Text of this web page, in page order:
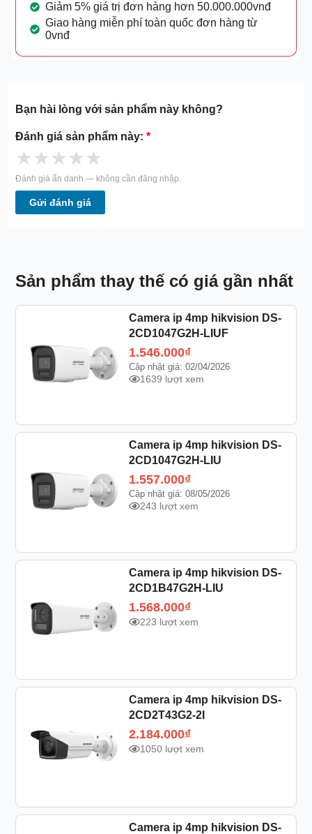
Giảm 5% giá trị đơn hàng hơn 50.000.000vnđ
Giao hàng miễn phí toàn quốc đơn hàng từ
0vnđ
Bạn hài lòng với sản phẩm này không?
Đánh giá sản phẩm này:*
★★★★★
Đánh giá ẩn danh — không cần đăng nhập.
Gửi đánh giá
Sản phẩm thay thế có giá gần nhất
Camera ip 4mp hikvision DS-
2CD1047G2H-LIUF
1.546.000₫
Cập nhật giá: 02/04/2026
1639 lượt xem
Camera ip 4mp hikvision DS-
2CD1047G2H-LIU
1.557.000₫
Cập nhật giá: 08/05/2026
243 lượt xem
Camera ip 4mp hikvision DS-
2CD1B47G2H-LIU
1.568.000₫
223 lượt xem
Camera ip 4mp hikvision DS-
2CD2T43G2-2I
2.184.000₫
1050 lượt xem
Camera ip 4mp hikvision DS-